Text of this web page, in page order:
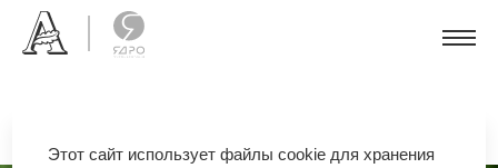
Этот сайт использует файлы cookie для хранения